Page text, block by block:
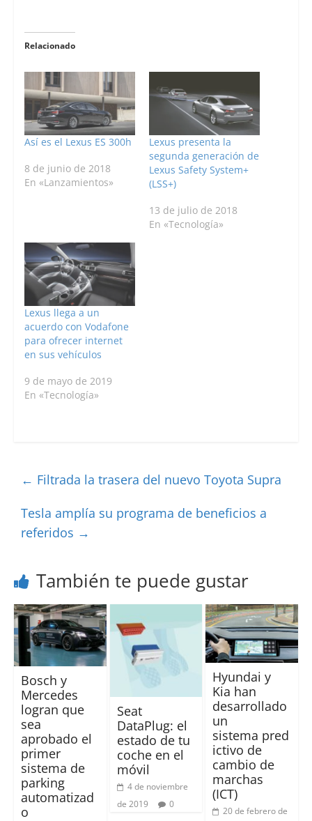
Relacionado
Así es el Lexus ES 300h
8 de junio de 2018
En «Lanzamientos»
Lexus presenta la
segunda generación de
Lexus Safety System+
(LSS+)
13 de julio de 2018
En «Tecnología»
Lexus llega a un
acuerdo con Vodafone
para ofrecer internet
en sus vehículos
9 de mayo de 2019
En «Tecnología»
← Filtrada la trasera del nuevo Toyota Supra
Tesla amplía su programa de beneficios a
referidos →
También te puede gustar
Bosch y
Mercedes
logran que
sea
aprobado el
primer
sistema de
parking
automatizad
o
Seat
DataPlug: el
estado de tu
coche en el
móvil
4 de noviembre
de 2019
0
Hyundai y
Kia han
desarrollado
un
sistema pred
ictivo de
cambio de
marchas
(ICT)
20 de febrero de